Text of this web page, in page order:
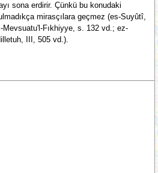
sona erdirir. Çünkü bu konudaki
mirasçılara geçmez (es-Suyûtî,
Fıkhiyye, s. 132 vd.; ez-
III, 505 vd.).